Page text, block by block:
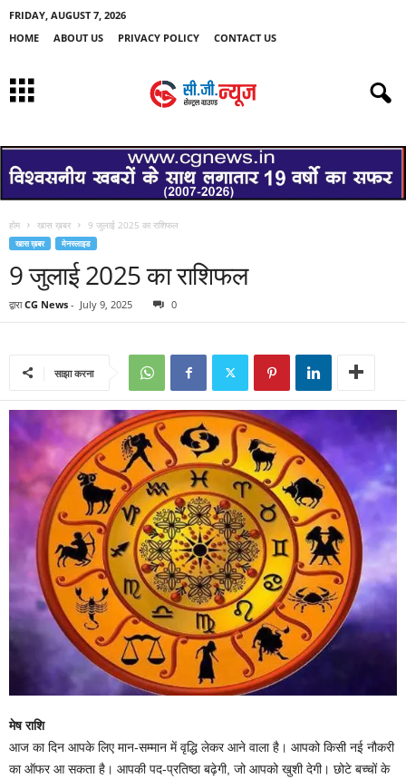
FRIDAY, AUGUST 7, 2026
HOME
ABOUT US PRIVACY POLICY CONTACT US
होम खास ख़बर 9 जुलाई 2025 का राशिफल
खास ख़बर मेनस्लाइड
9 जुलाई 2025 का राशिफल
द्वारा CG News - July 9, 2025 0
साझा करना
मेष राशि
आज का दिन आपके लिए मान-सम्मान में वृद्धि लेकर आने वाला है। आपको किसी नई नौकरी
का ऑफर आ सकता है। आपकी पद-प्रतिष्ठा बढ़ेगी, जो आपको खुशी देगी। छोटे बच्चों के